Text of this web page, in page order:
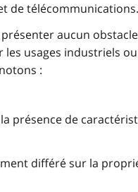
de télécommunications.
aucun
usages industriels
:
présence de
différé sur la